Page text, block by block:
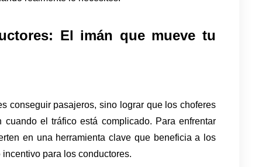
El imán que mueve tu
conseguir pasajeros, sino lograr que los choferes
el tráfico está complicado. Para enfrentar
en una herramienta clave que beneficia a los
para los conductores.